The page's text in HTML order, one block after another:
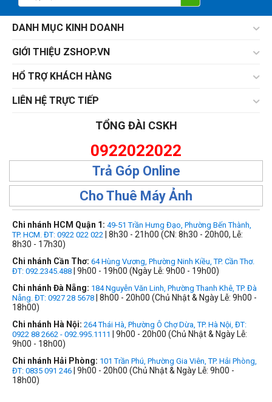
DANH MỤC KINH DOANH
GIỚI THIỆU ZSHOP.VN
HỔ TRỢ KHÁCH HÀNG
LIÊN HỆ TRỰC TIẾP
TỔNG ĐÀI CSKH
0922022022
Trả Góp Online
Cho Thuê Máy Ảnh
Chi nhánh HCM Quận 1: 49-51 Trần Hưng Đạo, Phường Bến Thành,
TP. HCM. ĐT: 0922 022 022 | 8h30 - 21h00 (CN: 8h30 - 20h00, Lễ:
8h30 - 17h30)
Chi nhánh Cần Thơ: 64 Hùng Vương, Phường Ninh Kiều, TP. Cần Thơ.
ĐT: 092.2345.488 | 9h00 - 19h00 (Ngày Lễ: 9h00 - 19h00)
Chi nhánh Đà Nẵng: 184 Nguyễn Văn Linh, Phường Thanh Khê, TP. Đà
Nẵng. ĐT: 0927 28 5678 | 8h00 - 20h00 (Chủ Nhật & Ngày Lễ: 9h00 -
18h00)
Chi nhánh Hà Nội: 264 Thái Hà, Phường Ô Chợ Dừa, TP. Hà Nội, ĐT:
0922 88 2662 - 092.995.1111
| 9h00 - 20h00 (Chủ Nhật & Ngày Lễ:
9h00 - 18h00)
Chi nhánh Hải Phòng: 101 Trần Phú, Phường Gia Viên, TP. Hải Phòng,
ĐT: 0835 091 246 | 9h00 - 20h00 (Chủ Nhật & Ngày Lễ: 9h00 -
18h00)